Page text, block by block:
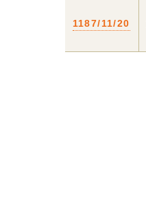
1187/11/20